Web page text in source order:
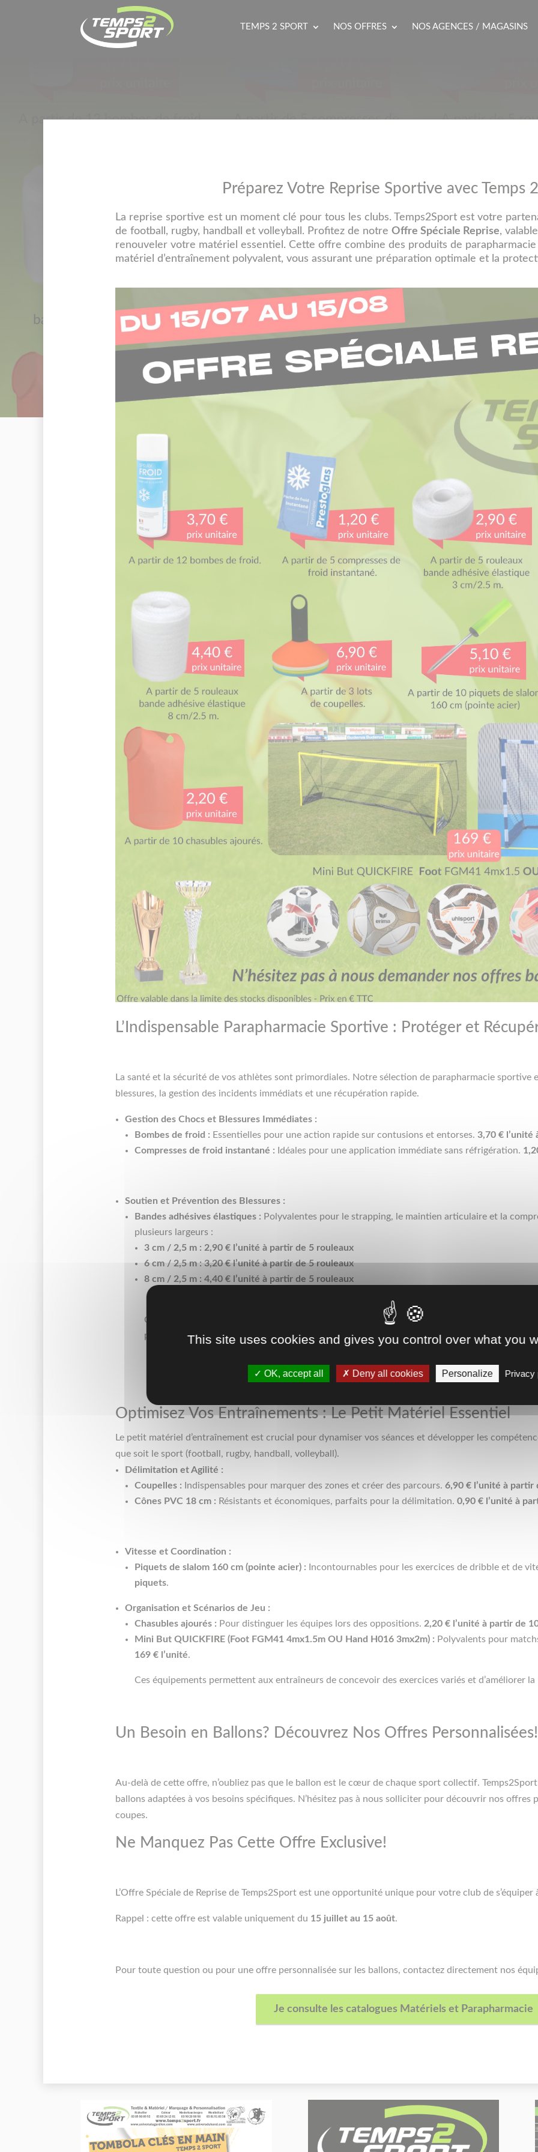
TEMPS 2 SPORT NOS OFFRES NOS AGENCES / MAGASINS
Préparez Votre Reprise Sportive avec Temps
La reprise sportive est un moment clé pour tous les clubs. Temps2Sport est votre
de football, rugby, handball et volleyball. Profitez de notre Offre Spéciale Reprise,
renouveler votre matériel essentiel. Cette offre combine des produits de
matériel d’entraînement polyvalent, vous assurant une préparation optimale et la
L’Indispensable Parapharmacie Sportive : Protéger et
La santé et la sécurité de vos athlètes sont primordiales. Notre sélection de parapharmacie sportive
blessures, la gestion des incidents immédiats et une récupération rapide.
Gestion des Chocs et Blessures Immédiates :
Bombes de froid : Essentielles pour une action rapide sur contusions et entorses. 3,70 € l’unité
Compresses de froid instantané : Idéales pour une application immédiate sans réfrigération.
Soutien et Prévention des Blessures :
Bandes adhésives élastiques : Polyvalentes pour le strapping, le maintien articulaire et la
plusieurs largeurs :
3 cm / 2,5 m : 2,90 € l’unité à partir de 5 rouleaux
6 cm / 2,5 m : 3,20 € l’unité à partir de 5 rouleaux
8 cm / 2,5 m : 4,40 € l’unité à partir de 5 rouleaux
Ces produits sont des investissements directs dans le bien-être de vos joueurs, contribuant
performance de l’équipe.
Optimisez Vos Entraînements : Le Petit Matériel Essentiel
Le petit matériel d’entraînement est crucial pour dynamiser vos séances et développer les
que soit le sport (football, rugby, handball, volleyball).
Délimitation et Agilité :
Coupelles : Indispensables pour marquer des zones et créer des parcours. 6,90 € l’unité à partir
Cônes PVC 18 cm : Résistants et économiques, parfaits pour la délimitation. 0,90 € l’unité à
Vitesse et Coordination :
Piquets de slalom 160 cm (pointe acier) : Incontournables pour les exercices de dribble et de
piquets.
Organisation et Scénarios de Jeu :
Chasubles ajourés : Pour distinguer les équipes lors des oppositions. 2,20 € l’unité à partir de
Mini But QUICKFIRE (Foot FGM41 4mx1.5m OU Hand H016 3mx2m) : Polyvalents pour
169 € l’unité.
Ces équipements permettent aux entraîneurs de concevoir des exercices variés et d’améliorer la
Un Besoin en Ballons? Découvrez Nos Offres Personnalisées!
Au-delà de cette offre, n’oubliez pas que le ballon est le cœur de chaque sport collectif.
ballons adaptées à vos besoins spécifiques. N’hésitez pas à nous solliciter pour découvrir nos offres
coupes.
Ne Manquez Pas Cette Offre Exclusive!
L’Offre Spéciale de Reprise de Temps2Sport est une opportunité unique pour votre club de
Rappel : cette offre est valable uniquement du 15 juillet au 15 août.
Pour toute question ou pour une offre personnalisée sur les ballons, contactez directement nos
Je consulte les catalogues Matériels et Parapharmacie
This site uses cookies and gives you control over what you
OK, accept all Deny all cookies Personalize Privacy